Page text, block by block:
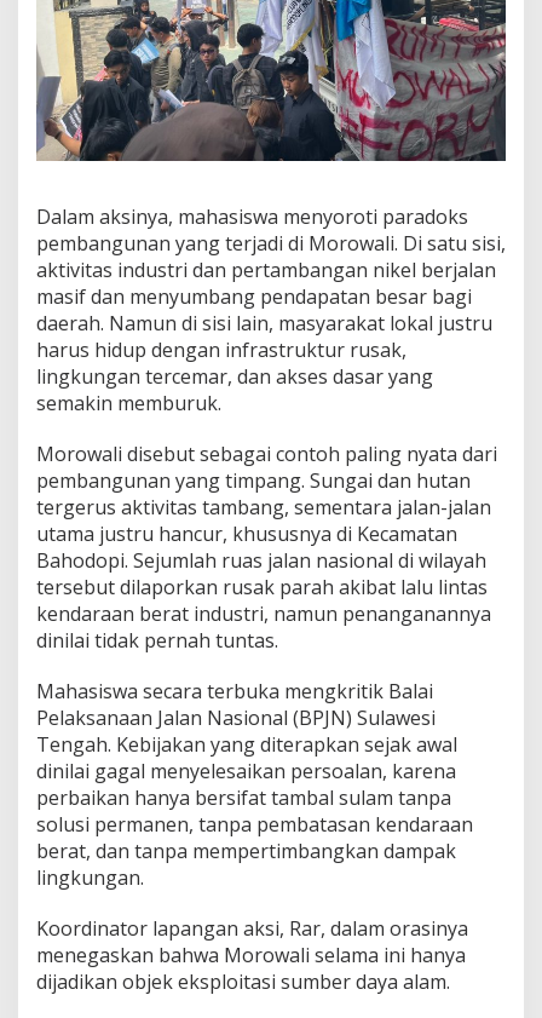
Dalam aksinya, mahasiswa menyoroti paradoks
pembangunan yang terjadi di Morowali. Di satu sisi,
aktivitas industri dan pertambangan nikel berjalan
masif dan menyumbang pendapatan besar bagi
daerah. Namun di sisi lain, masyarakat lokal justru
harus hidup dengan infrastruktur rusak,
lingkungan tercemar, dan akses dasar yang
semakin memburuk.
Morowali disebut sebagai contoh paling nyata dari
pembangunan yang timpang. Sungai dan hutan
tergerus aktivitas tambang, sementara jalan-jalan
utama justru hancur, khususnya di Kecamatan
Bahodopi. Sejumlah ruas jalan nasional di wilayah
tersebut dilaporkan rusak parah akibat lalu lintas
kendaraan berat industri, namun penanganannya
dinilai tidak pernah tuntas.
Mahasiswa secara terbuka mengkritik Balai
Pelaksanaan Jalan Nasional (BPJN) Sulawesi
Tengah. Kebijakan yang diterapkan sejak awal
dinilai gagal menyelesaikan persoalan, karena
perbaikan hanya bersifat tambal sulam tanpa
solusi permanen, tanpa pembatasan kendaraan
berat, dan tanpa mempertimbangkan dampak
lingkungan.
Koordinator lapangan aksi, Rar, dalam orasinya
menegaskan bahwa Morowali selama ini hanya
dijadikan objek eksploitasi sumber daya alam.